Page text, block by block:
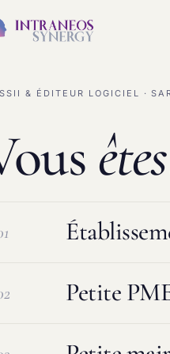
SSII & ÉDITEUR LOGICIEL ·
êtes
Logiciel ESMS & DUI
Petite